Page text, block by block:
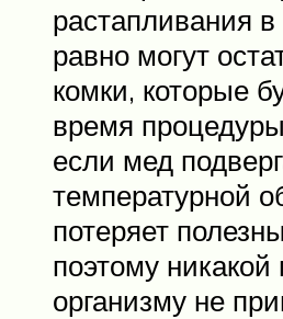
растапливания в
равно могут
комки, которые
время
если мед
температурной
потеряет
поэтому никакой
организму не